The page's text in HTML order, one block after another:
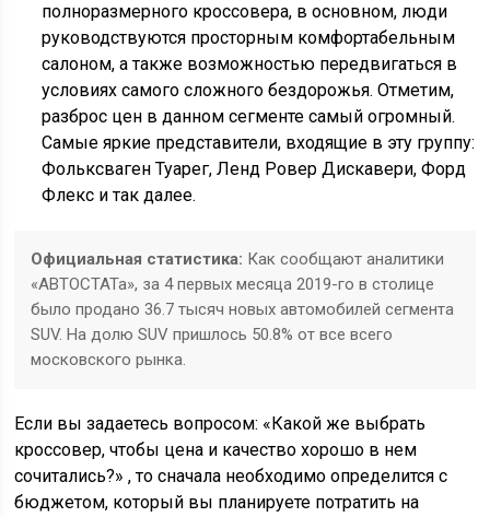
полноразмерного кроссовера, в основном, люди
руководствуются просторным комфортабельным
салоном, а также возможностью передвигаться в
условиях самого сложного бездорожья. Отметим,
разброс цен в данном сегменте самый огромный.
Самые яркие представители, входящие в эту группу:
Фольксваген Туарег, Ленд Ровер Дискавери, Форд
Флекс и так далее.
Официальная статистика: Как сообщают аналитики
«АВТОСТАТа», за 4 первых месяца 2019-го в столице
было продано 36.7 тысяч новых автомобилей сегмента
SUV. На долю SUV пришлось 50.8% от все всего
московского рынка.
Если вы задаетесь вопросом: «Какой же выбрать
кроссовер, чтобы цена и качество хорошо в нем
сочитались?» , то сначала необходимо определится с
бюджетом, который вы планируете потратить на